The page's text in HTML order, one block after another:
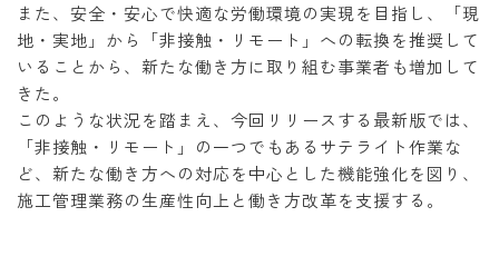
また、安全・安心で快適な労働環境の実現を目指し、「現
地・実地」から「非接触・リモート」への転換を推奨して
いることから、新たな働き方に取り組む事業者も増加して
きた。
このような状況を踏まえ、今回リリースする最新版では、
「非接触・リモート」の一つでもあるサテライト作業な
ど、新たな働き方への対応を中心とした機能強化を図り、
施工管理業務の生産性向上と働き方改革を支援する。